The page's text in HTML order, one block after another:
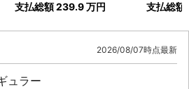
支払総額239.9万円 支払総額
2026/08/07時点最新
ュラー